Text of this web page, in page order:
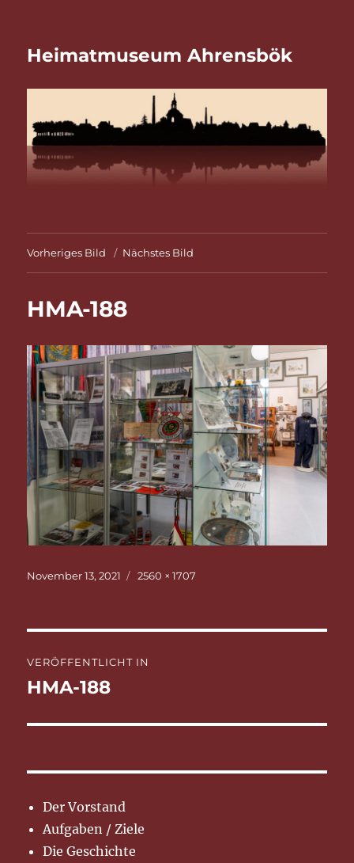
Heimatmuseum Ahrensbök
Vorheriges Bild Nächstes Bild
HMA-188
Veröffentlicht
November 13, 2021 Originalgröße
2560 × 1707
VERÖFFENTLICHT IN
HMA-188
Der Vorstand
Aufgaben / Ziele
Die Geschichte